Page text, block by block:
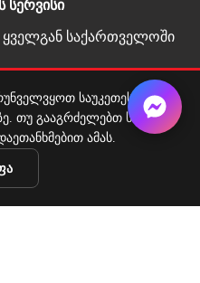
სერვისი
ყველგან საქართველოში
|
საუკეთესო
თუ გააგრძელებთ საიტის
ამას.